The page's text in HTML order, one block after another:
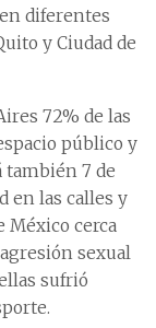
diferentes
y Ciudad de
72% de las
público y
también 7 de
en las calles y
México cerca
sexual
sufrió